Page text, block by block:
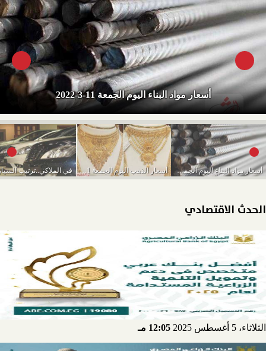
أسعار مواد البناء اليوم الجمعة 11-3-2022
أسعار مواد البناء اليوم الجمعة 11-3-2022 أسعار الذهب اليوم الجمعة 11-3-2022
الحدث الاقتصادي
الثلاثاء، 5 أغسطس 2025 12:05 مـ